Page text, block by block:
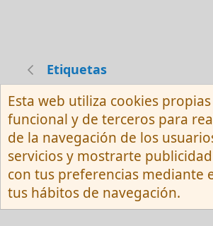
Etiquetas
Español (Neutro) Tu
Contactarnos
Términos y reglas
Privacy policy
Ayuda
R
S
S
Community platform by
2026 XenForo Ltd.
Esta web utiliza cookies
funcional y de terceros para
de la navegación de los
servicios y mostrarte
con tus preferencias mediante
tus hábitos de navegación.